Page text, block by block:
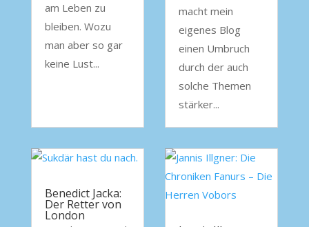
am Leben zu
bleiben. Wozu
man aber so gar
keine Lust...
macht mein
eigenes Blog
einen Umbruch
durch der auch
solche Themen
stärker...
Benedict Jacka:
Der Retter von
London